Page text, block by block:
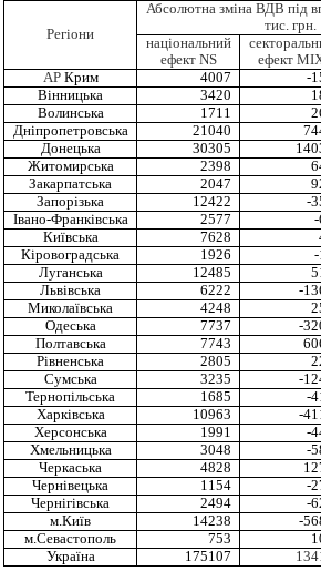
Регіони
Абсолютна зміна ВДВ під
тис. грн.
національний
ефект NS
ефект
АР Крим 4007 -
Вінницька
3420
Волинська
1711
Дніпропетровська
21040
Донецька
30305
Житомирська
2398
Закарпатська
2047
Запорізька
12422 -
Івано-Франківська
2577
Київська
7628
Кіровоградська
1926
Луганська
12485
Львівська
6222 -
Миколаївська
4248
Одеська
7737 -
Полтавська
7743
Рівненська
2805
Сумська
3235 -
Тернопільська
1685 -
Харківська
10963 -
Херсонська
1991 -
Хмельницька
3048 -
Черкаська
4828
Чернівецька
1154 -
Чернігівська
2494 -
м.Київ
14238 -
м.Севастополь
753
Україна
175107